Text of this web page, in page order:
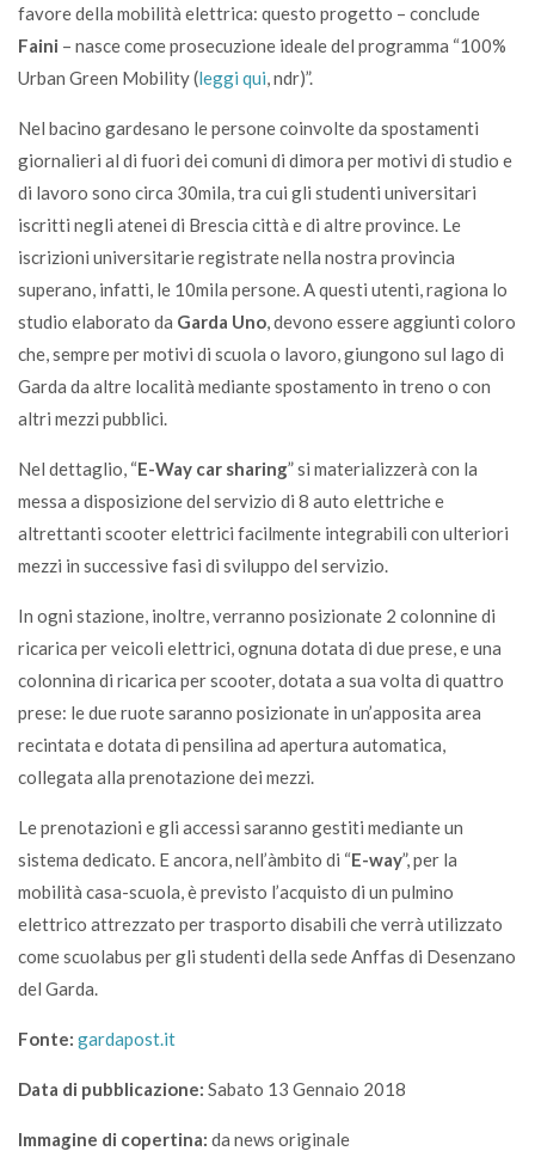
favore della mobilità elettrica: questo progetto – conclude
Faini – nasce come prosecuzione ideale del programma “100%
Urban Green Mobility (leggi qui, ndr)”.
Nel bacino gardesano le persone coinvolte da spostamenti
giornalieri al di fuori dei comuni di dimora per motivi di studio e
di lavoro sono circa 30mila, tra cui gli studenti universitari
iscritti negli atenei di Brescia città e di altre province. Le
iscrizioni universitarie registrate nella nostra provincia
superano, infatti, le 10mila persone. A questi utenti, ragiona lo
studio elaborato da Garda Uno, devono essere aggiunti coloro
che, sempre per motivi di scuola o lavoro, giungono sul lago di
Garda da altre località mediante spostamento in treno o con
altri mezzi pubblici.
Nel dettaglio, “E-Way car sharing” si materializzerà con la
messa a disposizione del servizio di 8 auto elettriche e
altrettanti scooter elettrici facilmente integrabili con ulteriori
mezzi in successive fasi di sviluppo del servizio.
In ogni stazione, inoltre, verranno posizionate 2 colonnine di
ricarica per veicoli elettrici, ognuna dotata di due prese, e una
colonnina di ricarica per scooter, dotata a sua volta di quattro
prese: le due ruote saranno posizionate in un’apposita area
recintata e dotata di pensilina ad apertura automatica,
collegata alla prenotazione dei mezzi.
Le prenotazioni e gli accessi saranno gestiti mediante un
sistema dedicato. E ancora, nell’àmbito di “E-way”, per la
mobilità casa-scuola, è previsto l’acquisto di un pulmino
elettrico attrezzato per trasporto disabili che verrà utilizzato
come scuolabus per gli studenti della sede Anffas di Desenzano
del Garda.
Fonte: gardapost.it
Data di pubblicazione: Sabato 13 Gennaio 2018
Immagine di copertina: da news originale